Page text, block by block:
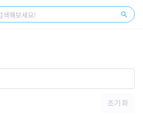
초기화